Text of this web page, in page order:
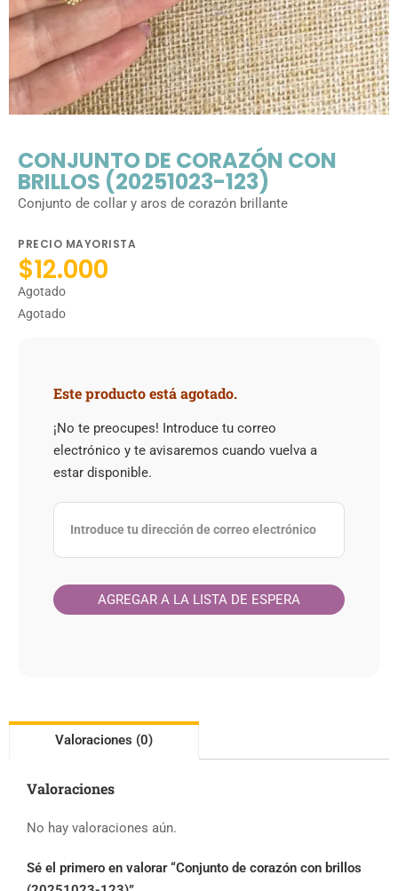
CONJUNTO DE CORAZÓN CON
BRILLOS (20251023-123)
Conjunto de collar y aros de corazón brillante
PRECIO MAYORISTA
$12.000
Agotado
Agotado
Este producto está agotado.
¡No te preocupes! Introduce tu correo
electrónico y te avisaremos cuando vuelva a
estar disponible.
Valoraciones (0)
Valoraciones
No hay valoraciones aún.
Sé el primero en valorar “Conjunto de corazón con brillos